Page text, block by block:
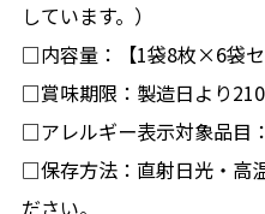
しています。）
□内容量：【1袋8枚×6袋
□賞味期限：製造日より
□アレルギー表示対象品目
□保存方法：直射日光・高